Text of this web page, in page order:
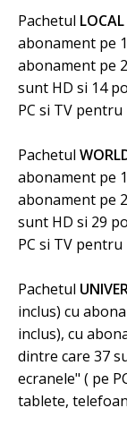
Pachetul
abonament pe
abonament pe
sunt HD si 14
PC si TV
Pachetul
abonament pe
abonament pe
sunt HD si 29
PC si TV
Pachetul
inclus) cu
inclus), cu
dintre care 37
ecranele" ( pe
tablete,